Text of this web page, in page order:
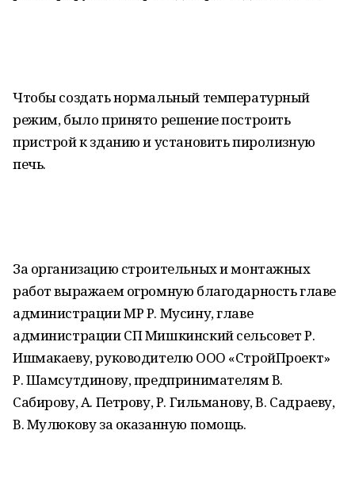
Чтобы создать нормальный температурный
режим, было принято решение построить
пристрой к зданию и установить пиролизную
печь.
За организацию строительных и монтажных
работ выражаем огромную благодарность главе
администрации МР Р. Мусину, главе
администрации СП Мишкинский сельсовет Р.
Ишмакаеву, руководителю ООО «СтройПроект»
Р. Шамсутдинову, предпринимателям В.
Сабирову, А. Петрову, Р. Гильманову, В. Садраеву,
В. Мулюкову за оказанную помощь.